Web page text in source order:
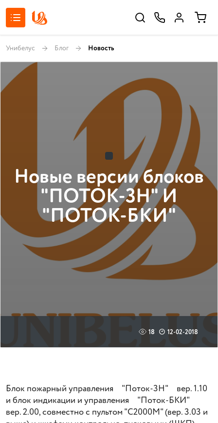
Унибелус Блог Новость
Новые версии блоков
"ПОТОК-3Н" И
"ПОТОК-БКИ"
18 12-02-2018
Блок пожарный управления "Поток-3Н" вер. 1.10
и блок индикации и управления "Поток-БКИ"
вер. 2.00, совместно с пультом "С2000М" (вер. 3.03 и